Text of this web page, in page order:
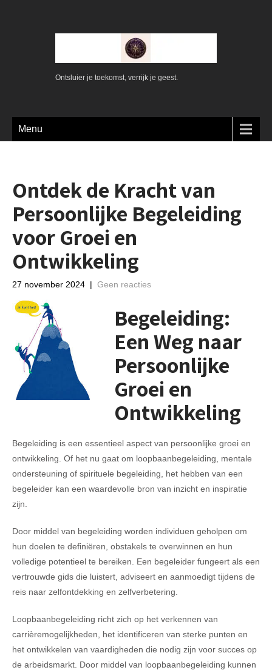
Ontsluier je toekomst, verrijk je geest.
Menu
Ontdek de Kracht van
Persoonlijke Begeleiding
voor Groei en
Ontwikkeling
27 november 2024 | Geen reacties
Begeleiding:
Een Weg naar
Persoonlijke
Groei en
Ontwikkeling
Begeleiding is een essentieel aspect van persoonlijke groei en
ontwikkeling. Of het nu gaat om loopbaanbegeleiding, mentale
ondersteuning of spirituele begeleiding, het hebben van een
begeleider kan een waardevolle bron van inzicht en inspiratie
zijn.
Door middel van begeleiding worden individuen geholpen om
hun doelen te definiëren, obstakels te overwinnen en hun
volledige potentieel te bereiken. Een begeleider fungeert als een
vertrouwde gids die luistert, adviseert en aanmoedigt tijdens de
reis naar zelfontdekking en zelfverbetering.
Loopbaanbegeleiding richt zich op het verkennen van
carrièremogelijkheden, het identificeren van sterke punten en
het ontwikkelen van vaardigheden die nodig zijn voor succes op
de arbeidsmarkt. Door middel van loopbaanbegeleiding kunnen